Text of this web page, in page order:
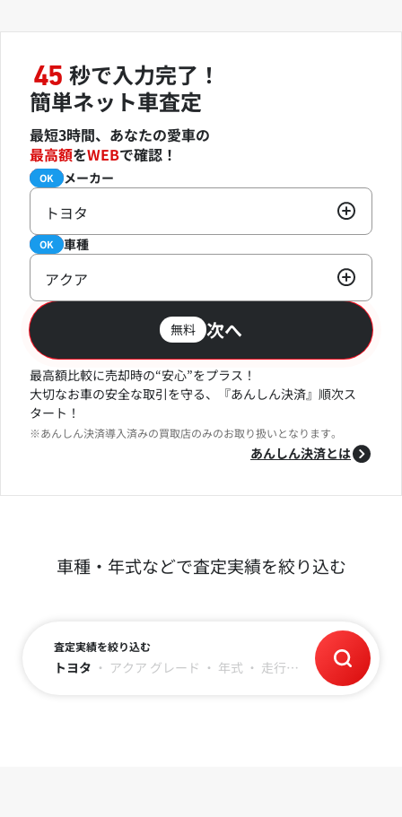
45 秒で入力完了！
簡単ネット車査定
最短3時間、あなたの愛車の
最高額をWEBで確認！
必須 メーカー
OK
トヨタ
必須 車種
OK
アクア
無料 次へ
最高額比較に売却時の“安心”をプラス！
大切なお車の安全な取引を守る、『あんしん決済』順次ス
タート！
※あんしん決済導入済みの買取店のみのお取り扱いとなります。
あんしん決済とは
車種・年式などで査定実績を絞り込む
査定実績を絞り込む
トヨタ ・ アクア グレード ・ 年式 ・ 走行距離